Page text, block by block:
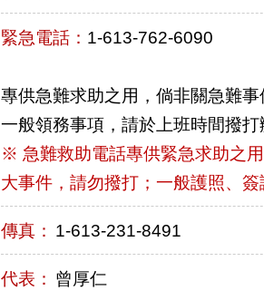
緊急電話： 1-613-762-6090
專供急難求助之用，倘非關急難事
一般領務事項，請於上班時間撥打
※ 急難救助電話專供緊急求助之
大事件，請勿撥打；一般護照、
傳真： 1-613-231-8491
代表： 曾厚仁